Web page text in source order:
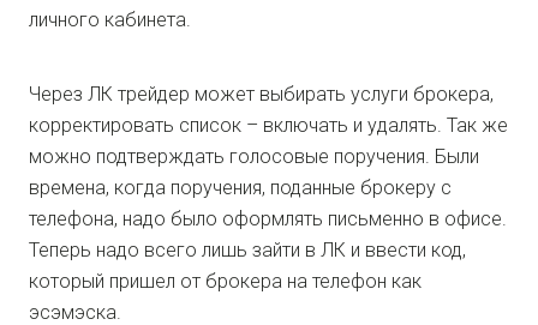
личного кабинета.
Через ЛК трейдер может выбирать услуги брокера,
корректировать список – включать и удалять. Так же
можно подтверждать голосовые поручения. Были
времена, когда поручения, поданные брокеру с
телефона, надо было оформлять письменно в офисе.
Теперь надо всего лишь зайти в ЛК и ввести код,
который пришел от брокера на телефон как
эсэмэска.